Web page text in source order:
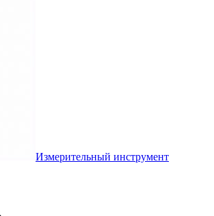
Измерительный инструмент